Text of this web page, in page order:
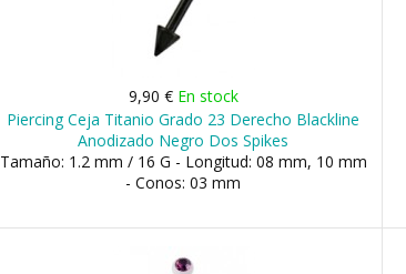
9,90 € En stock
Piercing Ceja Titanio Grado 23 Derecho Blackline
Anodizado Negro Dos Spikes
Tamaño: 1.2 mm / 16 G - Longitud: 08 mm, 10 mm
- Conos: 03 mm